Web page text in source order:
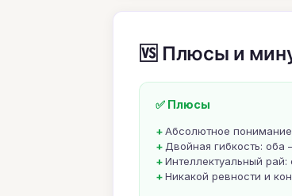
🆚 Плюсы и
✅ Плюсы
Абсолютное
Двойная гибкость:
Интеллектуальный
Никакой ревности и